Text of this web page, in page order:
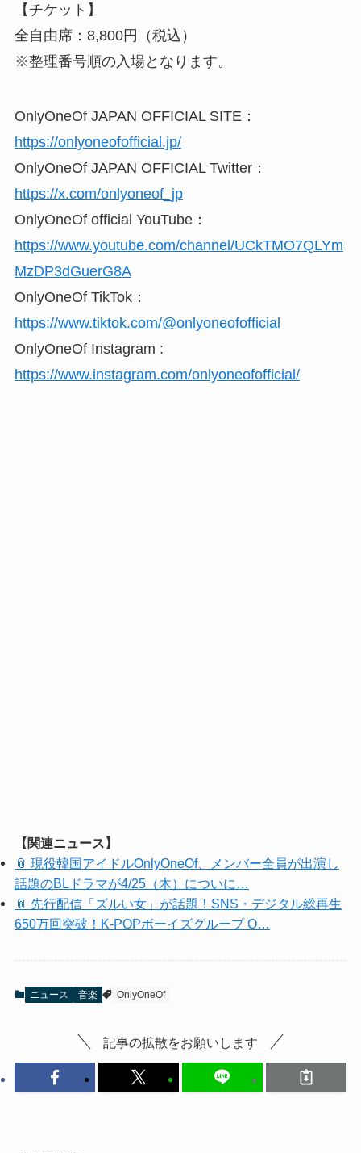
【チケット】
全自由席：8,800円（税込）
※整理番号順の入場となります。
OnlyOneOf JAPAN OFFICIAL SITE：
https://onlyoneofofficial.jp/
OnlyOneOf JAPAN OFFICIAL Twitter：
https://x.com/onlyoneof_jp
OnlyOneOf official YouTube：
https://www.youtube.com/channel/UCkTMO7QLYm
MzDP3dGuerG8A
OnlyOneOf TikTok：
https://www.tiktok.com/@onlyoneofofficial
OnlyOneOf Instagram :
https://www.instagram.com/onlyoneofofficial/
【関連ニュース】
📎 現役韓国アイドルOnlyOneOf、メンバー全員が出演し
話題のBLドラマが4/25（木）についに…
📎 先行配信「ズルい女」が話題！SNS・デジタル総再生
650万回突破！K-POPボーイズグループ O…
ニュース 音楽 OnlyOneOf
記事の拡散をお願いします